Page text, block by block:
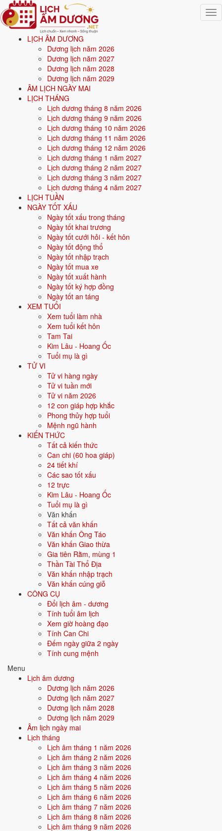
LỊCH ÂM DƯƠNG
Dương lịch năm 2026
Dương lịch năm 2027
Dương lịch năm 2028
Dương lịch năm 2029
ÂM LỊCH NGÀY MAI
LỊCH THÁNG
Lịch dương tháng 8 năm 2026
Lịch dương tháng 9 năm 2026
Lịch dương tháng 10 năm 2026
Lịch dương tháng 11 năm 2026
Lịch dương tháng 12 năm 2026
Lịch dương tháng 1 năm 2027
Lịch dương tháng 2 năm 2027
Lịch dương tháng 3 năm 2027
Lịch dương tháng 4 năm 2027
LỊCH TUẦN
NGÀY TỐT XẤU
Ngày tốt xấu trong tháng
Ngày tốt khai trương
Ngày tốt cưới hỏi - kết hôn
Ngày tốt động thổ
Ngày tốt nhập trạch
Ngày tốt mua xe
Ngày tốt xuất hành
Ngày tốt ký hợp đồng
Ngày tốt an táng
XEM TUỔI
Xem tuổi làm nhà
Xem tuổi kết hôn
Tam Tai
Kim Lâu - Hoang Ốc
Tuổi mụ là gì
TỬ VI
Tử vi hàng ngày
Tử vi tuần mới
Tử vi năm 2026
12 con giáp hợp khắc
Phong thủy hợp tuổi
Mệnh ngũ hành
KIẾN THỨC
Tất cả kiến thức
Can chi (60 hoa giáp)
24 tiết khí
Các sao tốt xấu
12 trực
Kim Lâu - Hoang Ốc
Tuổi mụ là gì
Văn khấn
Tất cả văn khấn
Văn khấn Ông Táo
Văn khấn Giao thừa
Gia tiên Rằm, mùng 1
Thần Tài Thổ Địa
Văn khấn nhập trạch
Văn khấn cúng giỗ
CÔNG CỤ
Đổi lịch âm - dương
Tính tuổi âm lịch
Xem giờ hoàng đạo
Tính Can Chi
Đếm ngày giữa 2 ngày
Tính cung mệnh
Menu
Lịch âm dương
Dương lịch năm 2026
Dương lịch năm 2027
Dương lịch năm 2028
Dương lịch năm 2029
Âm lịch ngày mai
Lịch tháng
Lịch âm tháng 1 năm 2026
Lịch âm tháng 2 năm 2026
Lịch âm tháng 3 năm 2026
Lịch âm tháng 4 năm 2026
Lịch âm tháng 5 năm 2026
Lịch âm tháng 6 năm 2026
Lịch âm tháng 7 năm 2026
Lịch âm tháng 8 năm 2026
Lịch âm tháng 9 năm 2026
Trang chủ
Mệnh ngũ hành
Sinh năm 2000
Sinh năm2000mệnh gì? Canh Thìn Bạch Lạp Kim -
mệnh Kim
Người sinh năm2000là tuổiCanh Thìn(con Rồng), nạp âm
Vàng chân đèn, mệnh Kim . Năm2026
dương).
Sinh năm2000(Canh Thìn, con Rồng) thuộc mệnh
Bạch Lạp Kim.
Màu hợp:Trắng, Bạc, Xám, Vàng nhạt.
Vận khí khi sinh:Vận 7 Thất Xích Kim (1984-2003) - Tài chính, giao
2026: 27 tuổi mụ, năm Bính Ngọ - Bình hoà với Thái Tuế.
Sinh năm 2000 là tuổi gì, mệnh gì?
Người sinh năm2000là tuổiCanh Thìn
Lạp Kim, mệnhKim
. Màu hợp gồm Trắng, Bạc, Xám, Vàng nhạt;
hướng hợp là Tây, Tây Bắc. Bảng dưới đây tóm tắt 10 chỉ số cốt lõi:
Năm sinh dương
Can chi
Thìn - Con Rồng
Bạch Lạp Kim
Mệnh ngũ hành ⚒️Kim
Trắng
Hướng hợp Tây, Tây Bắc
Hành tương sinh Thổ (Thổ sinh Kim); Thủy (Kim sinh Thủy)
Hành tương khắc
Tuổi năm 2026 27 tuổi mụ / 26 tuổi dương - Trưởng thành
Ý nghĩa nạp âm Bạch Lạp Kim
Người sinh năm2000mang nạp âm
Vàng chân đèn. Đây là một trong các nạp âm thuộc hành
vòng 60 hoa giáp.
Tượng trưng cho kim loại, sự cứng cáp, sắc bén, kỷ luật. Người mệnh
Kim có ý chí, quyết đoán.
Tìm hiểu chi tiết nạp âm Bạch Lạp Kim: màu hợp, hướng tốt, năm sinh,
tương sinh tương khắc →
Quan hệ Can × Chi (Thổ sinh Kim):
trường hỗ trợ bản thân. Người này dễ nhận được sự giúp đỡ từ ngoài,
gặp quý nhân.
Điểm mạnh:May mắn, được nâng đỡ, dễ thành công nhờ thiên
thời địa lợi.
Điểm cần lưu ý:Có thể bị phụ thuộc hoặc ỷ lại khi quá nhiều
thuận lợi.
Bối cảnh vận khí khi sinh năm 2000
Người sinh năm2000rơi vào Vận 7 - Thất Xích Kim
trong chu kỳ Tam Nguyên Cửu Vận. Mệnh Kim sinh trong Vận 7 Thất
Xích Kim (Kim) - đồng hành cộng hưởng, vận khí khi sinh thuận theo
bản mệnh, tiềm năng phát huy mạnh trong thời đại của tài chính, giao